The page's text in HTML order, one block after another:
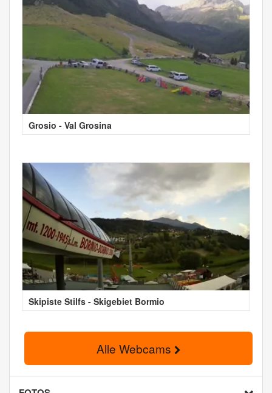
Grosio - Val Grosina
Skipiste Stilfs - Skigebiet Bormio
Alle Webcams